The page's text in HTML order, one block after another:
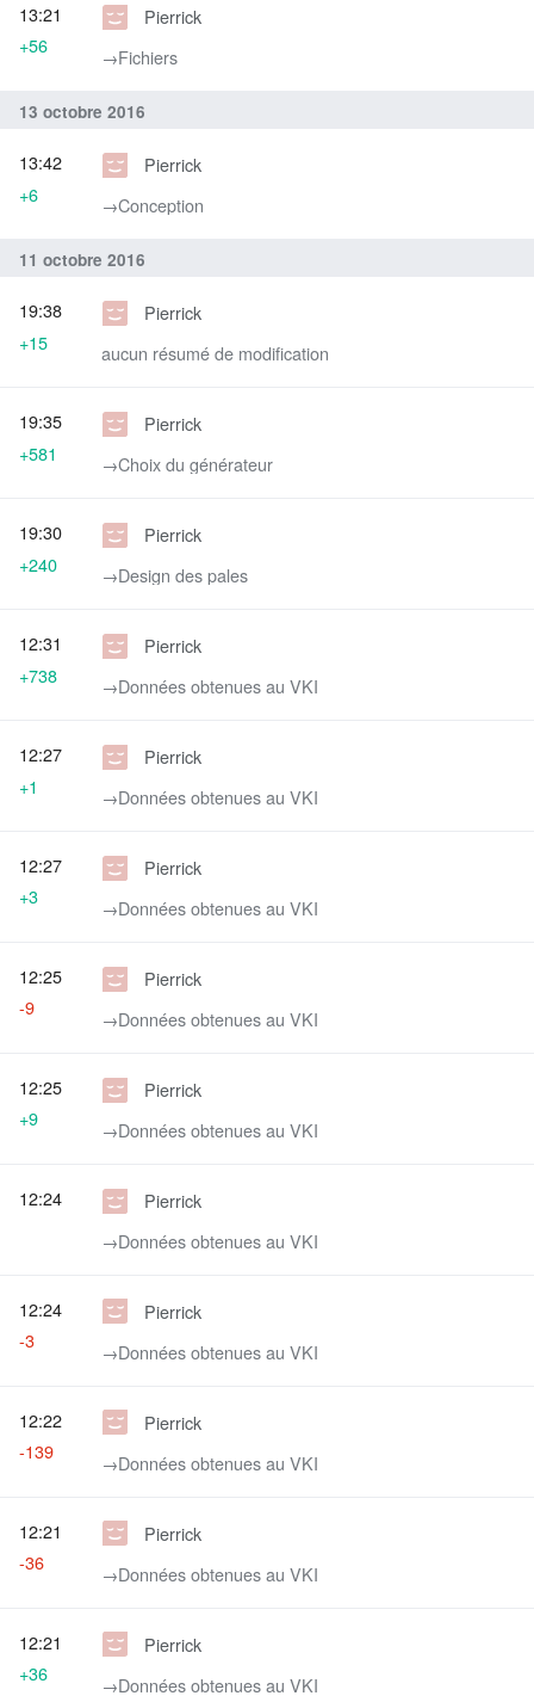
Pierrick
→‎Fichiers
13:21
+56
13 octobre 2016
Pierrick
→‎Conception
13:42
+6
11 octobre 2016
Pierrick
aucun résumé de modification
19:38
+15
Pierrick
→‎Choix du générateur
19:35
+581
Pierrick
→‎Design des pales
19:30
+240
Pierrick
→‎Données obtenues au VKI
12:31
+738
Pierrick
→‎Données obtenues au VKI
12:27
+1
Pierrick
→‎Données obtenues au VKI
12:27
+3
Pierrick
→‎Données obtenues au VKI
12:25
-9
Pierrick
→‎Données obtenues au VKI
12:25
+9
Pierrick
→‎Données obtenues au VKI
12:24
Pierrick
→‎Données obtenues au VKI
12:24
-3
Pierrick
→‎Données obtenues au VKI
12:22
-139
Pierrick
→‎Données obtenues au VKI
12:21
-36
Pierrick
→‎Données obtenues au VKI
12:21
+36